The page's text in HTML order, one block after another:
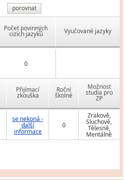
porovnat
Počet povinných
cizích jazyků Vyučované jazyky
0
Přijímací
zkouška
Roční
školné
Možnost
studia pro
ZP
se nekoná -
další
informace
0
Zrakově,
Sluchově,
Tělesně,
Mentálně